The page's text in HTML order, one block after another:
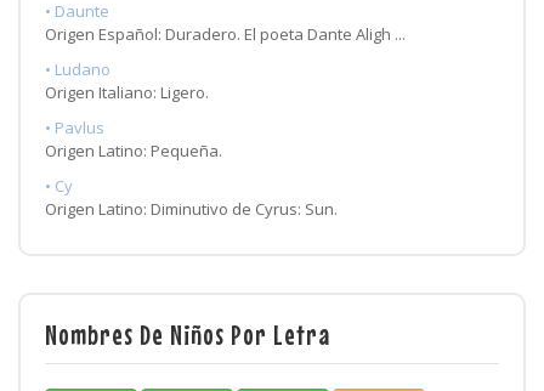
• Daunte
Origen Español: Duradero. El poeta Dante Aligh ...
• Ludano
Origen Italiano: Ligero.
• Pavlus
Origen Latino: Pequeña.
• Cy
Origen Latino: Diminutivo de Cyrus: Sun.
Nombres De Niños Por Letra